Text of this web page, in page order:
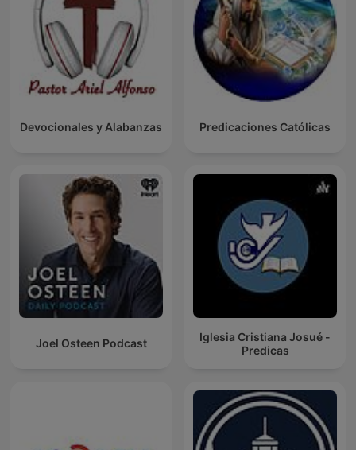
Devocionales y Alabanzas Predicaciones Católicas
Joel Osteen Podcast
Iglesia Cristiana Josué -
Predicas